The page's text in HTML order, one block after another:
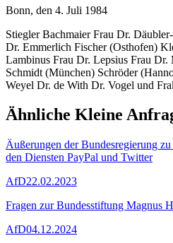
Bonn, den 4. Juli 1984
Stiegler Bachmaier Frau Dr.
Dr. Emmerlich Fischer (Osthofen)
Lambinus Frau Dr. Lepsius Frau
Schmidt (München) Schröder
Weyel Dr. de With Dr. Vogel und
Ähnliche Kleine
Äußerungen der Bundesregierung
den Diensten PayPal und Twitter
AfD22.02.2023
Fragen zur Bundesstiftung Magnus
AfD04.12.2024